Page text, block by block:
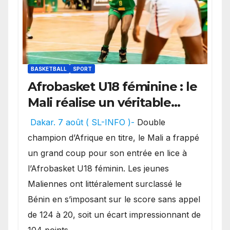
BASKETBALL SPORT
Afrobasket U18 féminine : le
Mali réalise un véritable
festival offensif et inflige
une lourde défaite au
Bénin.
Dakar. 7 août ( SL-INFO )- Double
champion d’Afrique en titre, le Mali a frappé
un grand coup pour son entrée en lice à
l’Afrobasket U18 féminin. Les jeunes
Maliennes ont littéralement surclassé le
Bénin en s’imposant sur le score sans appel
de 124 à 20, soit un écart impressionnant de